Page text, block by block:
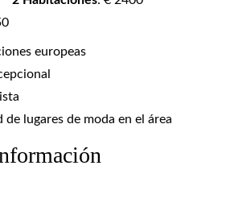
europeas
de lugares de moda en el área